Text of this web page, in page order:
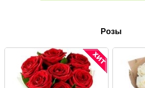
Розы